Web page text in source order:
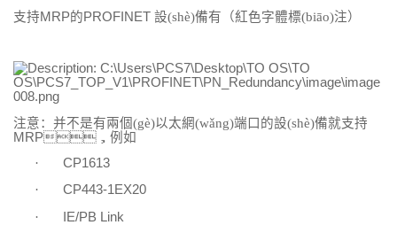
支持MRP的PROFINET 設(shè)備有（紅色字體標(biāo)注）
注意：并不是有兩個(gè)以太網(wǎng)端口的設(shè)備就支持
MRP，例如
·
CP1613
·
CP443-1EX20
·
IE/PB Link